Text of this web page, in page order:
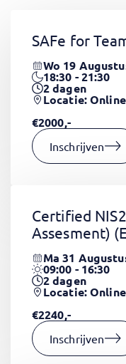
SAFe for
Wo 19
18:30 - 21:30
2dagen
Locatie: Online
€2000,-
Inschrijven
Certified
Assesment)
Ma 31
09:00 - 16:30
2dagen
Locatie: Online
€2240,-
Inschrijven